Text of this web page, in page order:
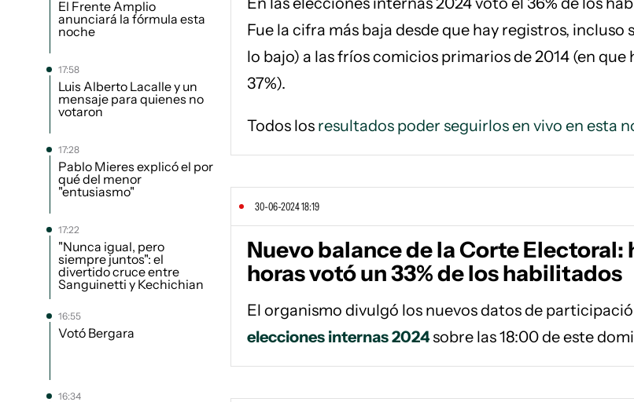
El Frente Amplio
anunciará la fórmula esta
noche
17:58
Luis Alberto Lacalle y un
mensaje para quienes no
votaron
17:28
Pablo Mieres explicó el por
qué del menor
"entusiasmo"
17:22
"Nunca igual, pero
siempre juntos": el
divertido cruce entre
Sanguinetti y Kechichian
16:55
Votó Bergara
16:34
Fue la cifra más baja desde que hay registros, incluso
lo bajo) a las fríos comicios primarios de 2014 (en que
37%).
Todos los resultados poder seguirlos en vivo en esta
30-06-2024 18:19
Nuevo balance de la Corte Electoral:
horas votó un 33% de los habilitados
El organismo divulgó los nuevos datos de
elecciones internas 2024sobre las 18:00 de este